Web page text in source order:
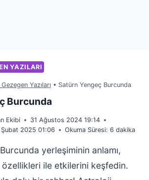
YAZILARI
Yazıları • Satürn Yengeç Burcunda
Burcunda
Ekibi
31 Ağustos 2024 19:14
Şubat 2025 01:06 Okuma Süresi: 6 dakika
yerleşiminin anlamı,
ile etkilerini keşfedin.